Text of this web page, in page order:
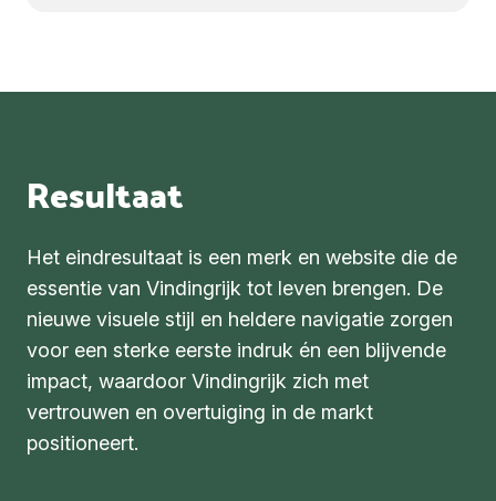
Resultaat
Het eindresultaat is een merk en website die de
essentie van Vindingrijk tot leven brengen. De
nieuwe visuele stijl en heldere navigatie zorgen
voor een sterke eerste indruk én een blijvende
impact, waardoor Vindingrijk zich met
vertrouwen en overtuiging in de markt
positioneert.